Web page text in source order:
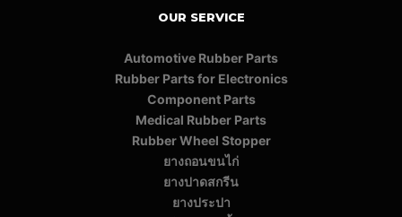
OUR SERVICE
Automotive Rubber Parts
Rubber Parts for Electronics
Component Parts
Medical Rubber Parts
Rubber Wheel Stopper
ยางถอนขนไก่
ยางปาดสกรีน
ยางประปา